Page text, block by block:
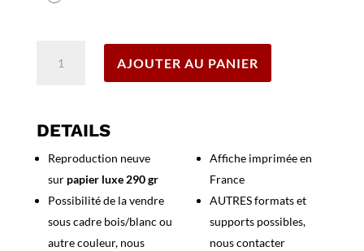
-
AJOUTER AU PANIER
DETAILS
Reproduction neuve
sur papier luxe 290 gr
Possibilité de la vendre
sous cadre bois/blanc ou
autre couleur, nous
Affiche imprimée en
France
AUTRES formats et
supports possibles,
nous contacter